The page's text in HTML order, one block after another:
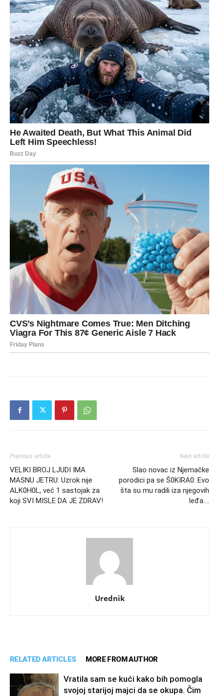
Previous article
VELIKI BROJ LJUDI IMA
MASNU JETRU: Uzrok nije
ALK0H0L, već 1 sastojak za
koji SVI MISLE DA JE ZDRAV!
Next article
Slao novac iz Njemačke
porodici pa se Š0KIRA0: Evo
šta su mu radili iza njegovih
leđa….
Urednik
RELATED ARTICLES MORE FROM AUTHOR
Vratila sam se kući kako bih pomogla
svojoj starijoj majci da se okupa. Čim